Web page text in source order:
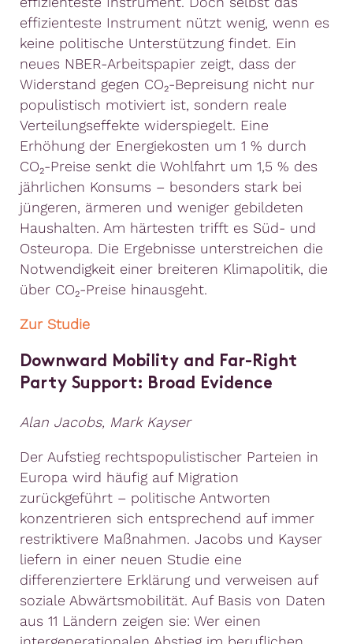
effizienteste Instrument nützt wenig, wenn es
keine politische Unterstützung findet. Ein
neues NBER-Arbeitspapier zeigt, dass der
Widerstand gegen CO₂-Bepreisung nicht nur
populistisch motiviert ist, sondern reale
Verteilungseffekte widerspiegelt. Eine
Erhöhung der Energiekosten um 1 % durch
CO₂-Preise senkt die Wohlfahrt um 1,5 % des
jährlichen Konsums – besonders stark bei
jüngeren, ärmeren und weniger gebildeten
Haushalten. Am härtesten trifft es Süd- und
Osteuropa. Die Ergebnisse unterstreichen die
Notwendigkeit einer breiteren Klimapolitik, die
über CO₂-Preise hinausgeht.
Zur Studie
Downward Mobility and Far-Right
Party Support: Broad Evidence
Alan Jacobs, Mark Kayser
Der Aufstieg rechtspopulistischer Parteien in
Europa wird häufig auf Migration
zurückgeführt – politische Antworten
konzentrieren sich entsprechend auf immer
restriktivere Maßnahmen. Jacobs und Kayser
liefern in einer neuen Studie eine
differenziertere Erklärung und verweisen auf
soziale Abwärtsmobilität. Auf Basis von Daten
aus 11 Ländern zeigen sie: Wer einen